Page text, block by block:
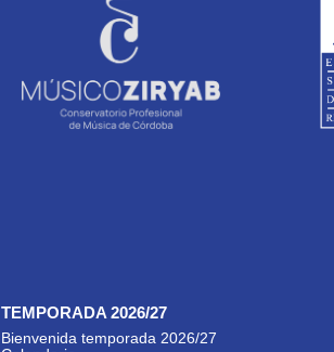
TEMPORADA 2026/27
Bienvenida temporada 2026/27